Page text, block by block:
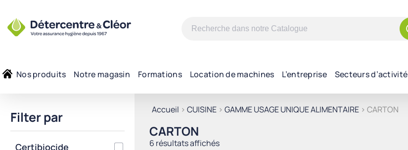
Recherche
Nos produits Notre magasin Formations Location de machines L’entreprise Secteurs d’activité
Accueil >CUISINE >GAMME USAGE UNIQUE ALIMENTAIRE > CARTON
CARTON
6 résultats affichésTrié
Filter par
Certibiocide